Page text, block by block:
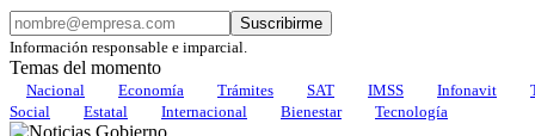
Suscribirme
Información responsable e imparcial.
Temas del momento
Nacional Economía Trámites SAT IMSS Infonavit
Social
Estatal Internacional Bienestar Tecnología